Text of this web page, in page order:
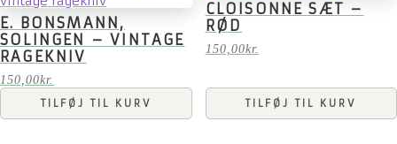
E. BONSMANN,
SOLINGEN – VINTAGE
RAGEKNIV
150,00kr.
TILFØJ TIL KURV
CLOISONNE SÆT –
RØD
150,00kr.
TILFØJ TIL KURV